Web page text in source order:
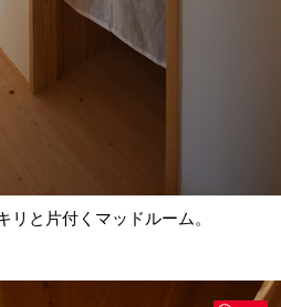
リと片付くマッドルーム。